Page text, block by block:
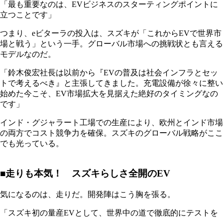
「最も重要なのは、EVビジネスのスターティングポイントに
立つことです」
つまり、eビターラの投入は、スズキが「これからEVで世界市
場と戦う」という一手。グローバル市場への挑戦状とも言える
モデルなのだ。
「鈴木俊宏社長は以前から『EVの普及は社会インフラとセッ
トで考えるべき』と主張してきました。充電設備が徐々に整い
始めた今こそ、EV市場拡大を見据えた絶好のタイミングなの
です」
インド・グジャラート工場での生産により、欧州とインド市場
の両方でコスト競争力を確保。スズキのグローバル戦略がここ
でも光っている。
■走りも本気！ スズキらしさ全開のEV
気になるのは、走りだ。開発陣はこう胸を張る。
「スズキ初の量産EVとして、世界中の道で徹底的にテストを